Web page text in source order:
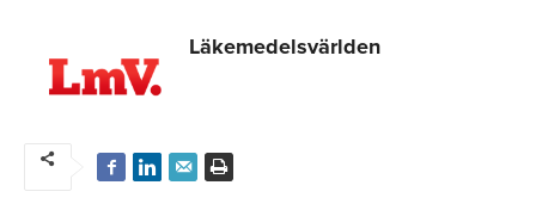
Läkemedelsvärlden